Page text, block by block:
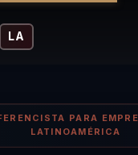
LA
PARA
LATINOAMÉRICA